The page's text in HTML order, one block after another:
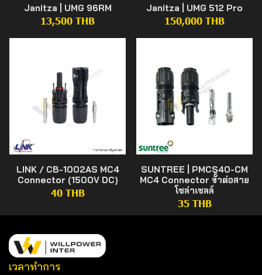
Janitza | UMG 96RM
13,500 THB
Janitza | UMG 512 Pro
150,000 THB
LINK / CB-1002AS MC4
Connector (1500V DC)
40 THB
SUNTREE | PMCS40-CM
MC4 Connector ขั้วต่อสาย
โซล่าเซลล์
35 THB
เวลาทำการ